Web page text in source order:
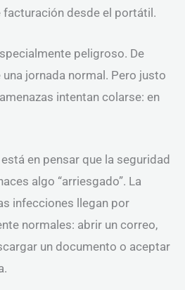
facturación desde el portátil.
peligroso. De
jornada normal. Pero justo
intentan colarse: en
en pensar que la seguridad
algo “arriesgado”. La
infecciones llegan por
normales: abrir un correo,
un documento o aceptar